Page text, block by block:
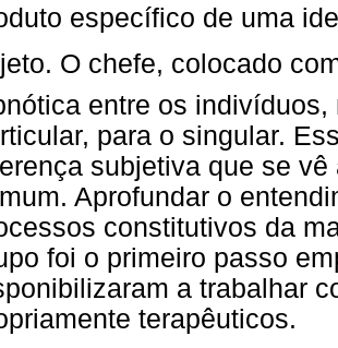
específico de uma
O chefe, colocado
entre os
para o singular.
subjetiva que se
Aprofundar o
constitutivos da
foi o primeiro passo
a trabalhar
terapêuticos.